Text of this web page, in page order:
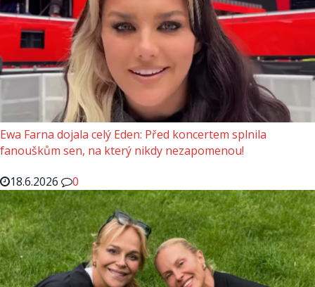
Ewa Farna dojala celý Eden: Před koncertem splnila
fanouškům sen, na který nikdy nezapomenou!
18.6.2026
0